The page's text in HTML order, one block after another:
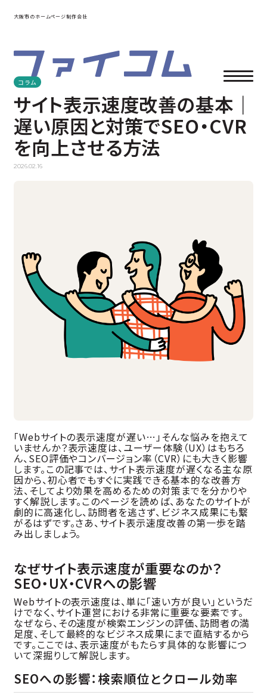
大阪市のホームページ制作会社
コラム
サイト表示速度改善の基本｜
遅い原因と対策でSEO・CVR
を向上させる方法
2026.02.16
「Webサイトの表示速度が遅い…」そんな悩みを抱えて
いませんか？表示速度は、ユーザー体験（UX）はもちろ
ん、SEO評価やコンバージョン率（CVR）にも大きく影響
します。この記事では、サイト表示速度が遅くなる主な原
因から、初心者でもすぐに実践できる基本的な改善方
法、そしてより効果を高めるための対策までを分かりや
すく解説します。このページを読めば、あなたのサイトが
劇的に高速化し、訪問者を逃さず、ビジネス成果にも繋
がるはずです。さあ、サイト表示速度改善の第一歩を踏
み出しましょう。
なぜサイト表示速度が重要なのか？
SEO・UX・CVRへの影響
Webサイトの表示速度は、単に「速い方が良い」というだ
けでなく、サイト運営における非常に重要な要素です。
なぜなら、その速度が検索エンジンの評価、訪問者の満
足度、そして最終的なビジネス成果にまで直結するから
です。ここでは、表示速度がもたらす具体的な影響につ
いて深掘りして解説します。
SEOへの影響：検索順位とクロール効率